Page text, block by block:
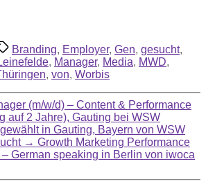
Branding, Employer, Gen, gesucht,
, Manager, Media, MWD,
, von, Worbis
(m/w/d) – Content & Performance
auf 2 Jahre), Gauting bei WSW
in Gauting, Bayern von WSW
→ Growth Marketing Performance
German speaking in Berlin von iwoca